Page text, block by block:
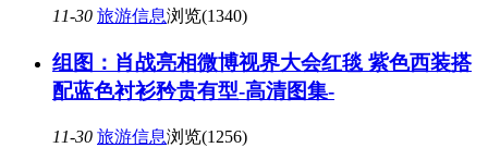
11-30 旅游信息浏览(1340)
组图：肖战亮相微博视界大会红毯 紫色西装搭
配蓝色衬衫矜贵有型-高清图集-
11-30 旅游信息浏览(1256)